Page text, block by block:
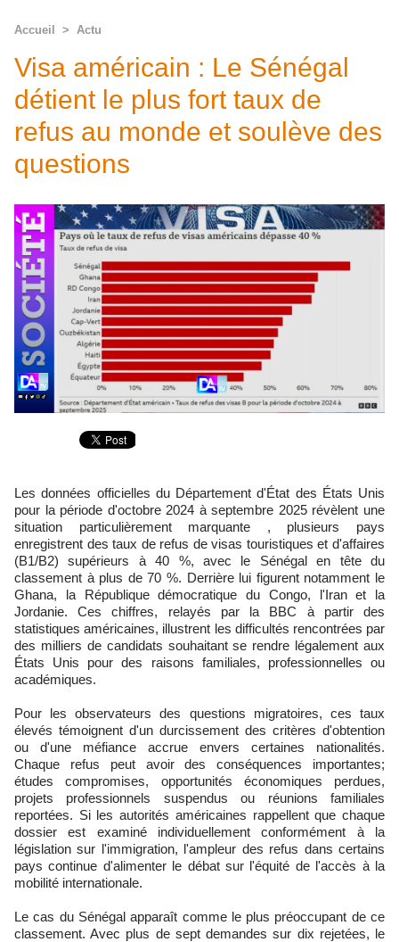
Accueil > Actu
Visa américain : Le Sénégal
détient le plus fort taux de
refus au monde et soulève des
questions
Les données officielles du Département d'État des États Unis
pour la période d'octobre 2024 à septembre 2025 révèlent une
situation particulièrement marquante , plusieurs pays
enregistrent des taux de refus de visas touristiques et d'affaires
(B1/B2) supérieurs à 40 %, avec le Sénégal en tête du
classement à plus de 70 %. Derrière lui figurent notamment le
Ghana, la République démocratique du Congo, l'Iran et la
Jordanie. Ces chiffres, relayés par la BBC à partir des
statistiques américaines, illustrent les difficultés rencontrées par
des milliers de candidats souhaitant se rendre légalement aux
États Unis pour des raisons familiales, professionnelles ou
académiques.
Pour les observateurs des questions migratoires, ces taux
élevés témoignent d'un durcissement des critères d'obtention
ou d'une méfiance accrue envers certaines nationalités.
Chaque refus peut avoir des conséquences importantes;
études compromises, opportunités économiques perdues,
projets professionnels suspendus ou réunions familiales
reportées. Si les autorités américaines rappellent que chaque
dossier est examiné individuellement conformément à la
législation sur l'immigration, l'ampleur des refus dans certains
pays continue d'alimenter le débat sur l'équité de l'accès à la
mobilité internationale.
Le cas du Sénégal apparaît comme le plus préoccupant de ce
classement. Avec plus de sept demandes sur dix rejetées, le